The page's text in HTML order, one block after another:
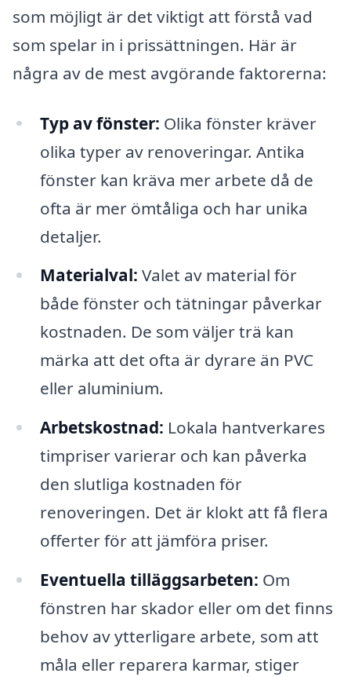
som möjligt är det viktigt att förstå vad
som spelar in i prissättningen. Här är
några av de mest avgörande faktorerna:
Typ av fönster: Olika fönster kräver
olika typer av renoveringar. Antika
fönster kan kräva mer arbete då de
ofta är mer ömtåliga och har unika
detaljer.
Materialval: Valet av material för
både fönster och tätningar påverkar
kostnaden. De som väljer trä kan
märka att det ofta är dyrare än PVC
eller aluminium.
Arbetskostnad: Lokala hantverkares
timpriser varierar och kan påverka
den slutliga kostnaden för
renoveringen. Det är klokt att få flera
offerter för att jämföra priser.
Eventuella tilläggsarbeten: Om
fönstren har skador eller om det finns
behov av ytterligare arbete, som att
måla eller reparera karmar, stiger